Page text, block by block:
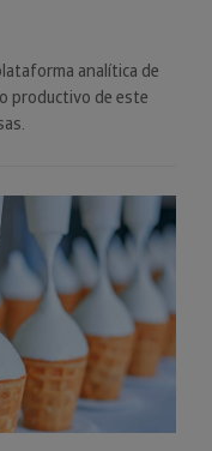
analítica de
productivo de este